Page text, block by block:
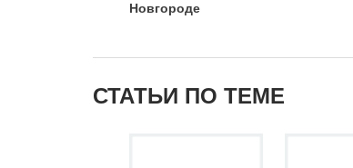
Новгороде
СТАТЬИ ПО ТЕМЕ